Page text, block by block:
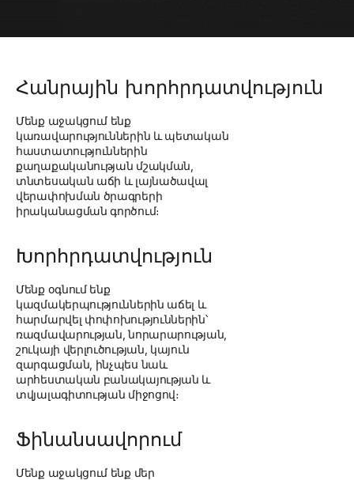
Հանրային խորհրդատվություն
Մենք աջակցում ենք
կառավարություններին և պետական
​​հաստատություններին
քաղաքականության մշակման,
տնտեսական աճի և լայնածավալ
վերափոխման ծրագրերի
իրականացման գործում։
Խորհրդատվություն
Մենք օգնում ենք
կազմակերպություններին աճել և
հարմարվել փոփոխություններին՝
ռազմավարության, նորարարության,
շուկայի վերլուծության, կայուն
զարգացման, ինչպես նաև
արհեստական բանակայության և
տվյալագիտության միջոցով։
Ֆինանսավորում
Մենք աջակցում ենք մեր